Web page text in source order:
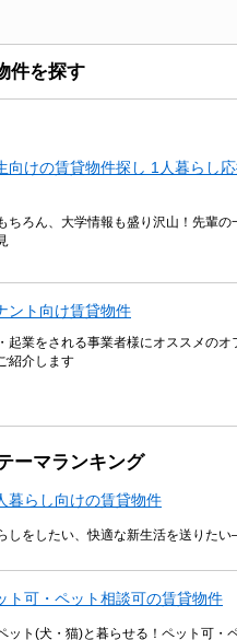
件を探す
向けの賃貸物件探し 1人暮らし
ちろん、大学情報も盛り沢山！先輩の
ント向け賃貸物件
起業をされる事業者様にオススメのオ
紹介します
ーマランキング
暮らし向けの賃貸物件
しをしたい、快適な新生活を送りた
ト可・ペット相談可の賃貸物件
ット(犬・猫)と暮らせる！ペット可・